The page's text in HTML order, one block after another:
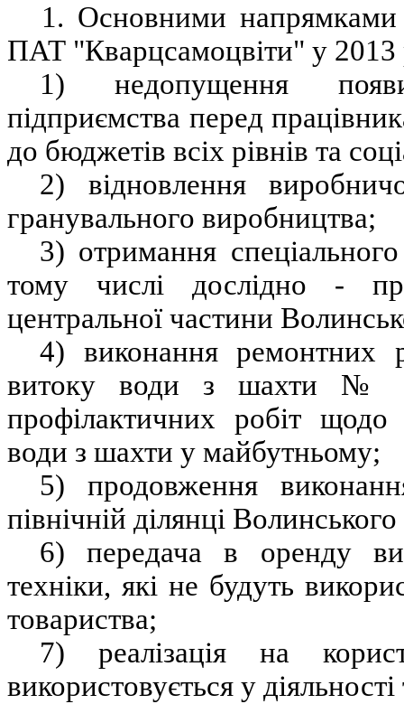
1. Основними напрямками
ПАТ "Кварцсамоцвіти" у 2013
1) недопущення появи
підприємства перед
до бюджетів всіх рівнів та
2) відновлення
гранувального виробництва;
3) отримання
тому числі дослідно
-
центральної частини
4) виконання ремонтних
витоку води з шахти № 3
профілактичних робіт
води з шахти у майбутньому;
5) продовження
північній ділянці
6) передача в оренду
техніки, які не будуть
товариства;
7) реалізація на
використовується у